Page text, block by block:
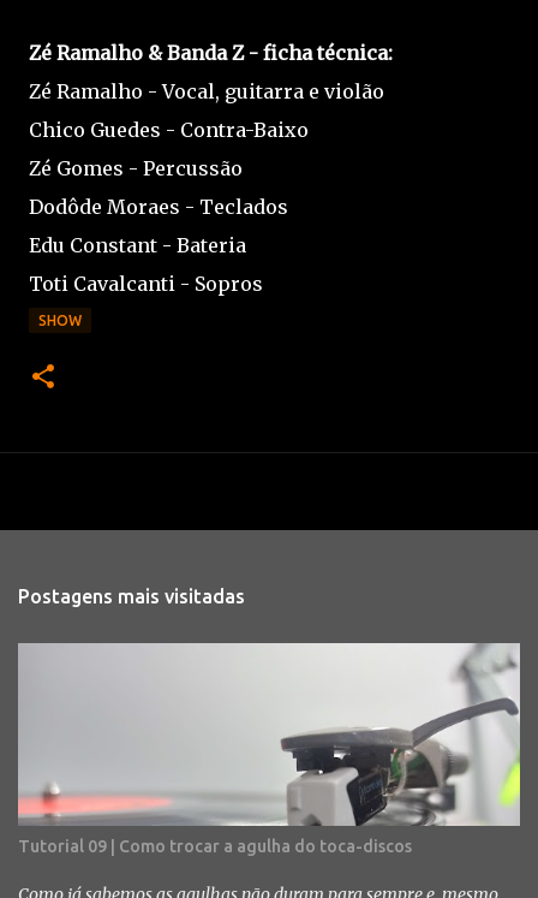
Zé Ramalho & Banda Z - ficha técnica:
Zé Ramalho - Vocal, guitarra e violão
Chico Guedes - Contra-Baixo
Zé Gomes - Percussão
Dodôde Moraes - Teclados
Edu Constant - Bateria
Toti Cavalcanti - Sopros
SHOW
Postagens mais visitadas
Tutorial 09 | Como trocar a agulha do toca-discos